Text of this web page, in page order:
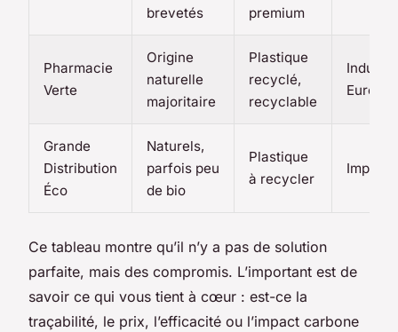
brevetés
premium
Pharmacie
Verte
Origine
naturelle
majoritaire
Plastique
recyclé,
recyclable
Europe
Grande
Distribution
Éco
Naturels,
parfois peu
de bio
Plastique
à recycler
Ce tableau montre qu’il n’y a pas de solution
parfaite, mais des compromis. L’important est de
savoir ce qui vous tient à cœur : est-ce la
traçabilité, le prix, l’efficacité ou l’impact carbone